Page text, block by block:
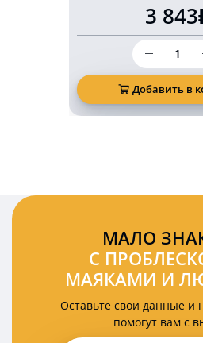
3
товара
фонарь
Добавить в
МАЛО
С
МАЯКАМИ И
Оставьте свои данные
помогут вам с